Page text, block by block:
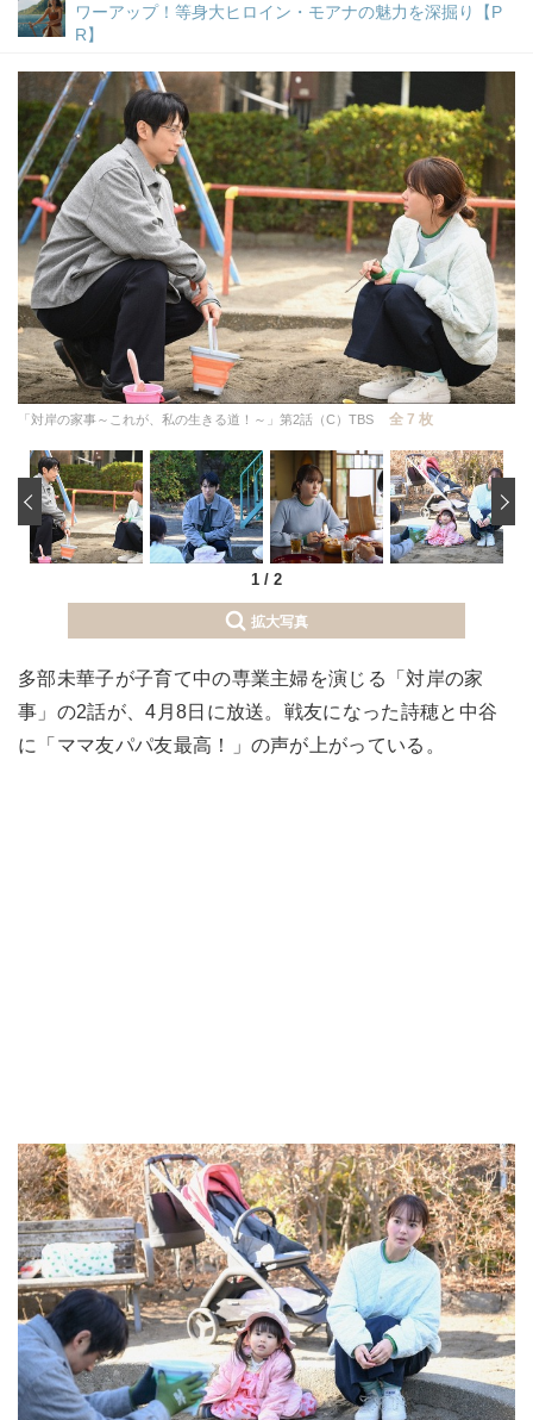
ワーアップ！等身大ヒロイン・モアナの魅力を深掘り【P
R】
「対岸の家事～これが、私の生きる道！～」第2話（C）TBS 全 7 枚
1 / 2
‹
拡大写真
多部未華子が子育て中の専業主婦を演じる「対岸の家
事」の2話が、4月8日に放送。戦友になった詩穂と中谷
に「ママ友パパ友最高！」の声が上がっている。